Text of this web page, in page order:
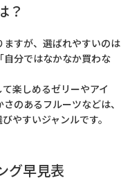
？
すが、選ばれやすいのは
自分ではなかなか買わな
楽しめるゼリーやアイ
のあるフルーツなどは、
やすいジャンルです。
グ早見表